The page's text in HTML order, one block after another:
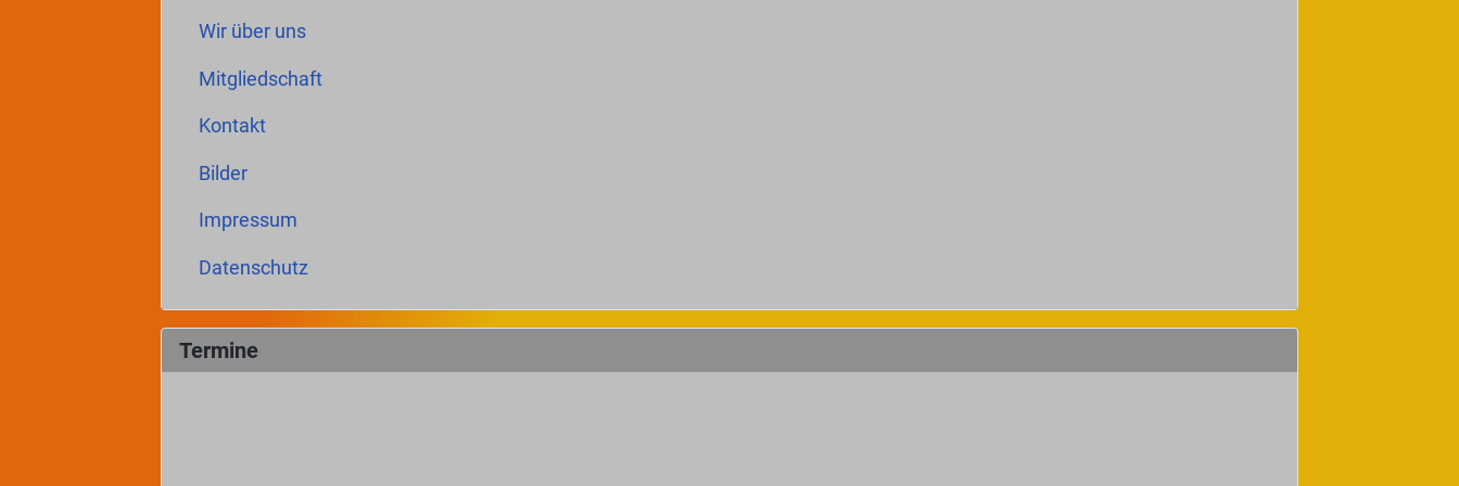
Wir über uns
Mitgliedschaft
Kontakt
Bilder
Impressum
Datenschutz
Termine